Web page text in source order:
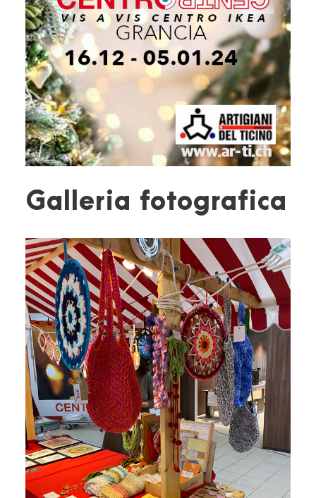
Galleria fotografica